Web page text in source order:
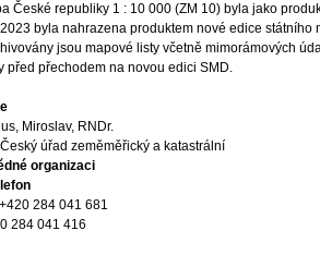
České republiky 1 : 10 000 (ZM 10) byla jako
byla nahrazena produktem nové edice
jsou mapové listy včetně mimorámových
před přechodem na novou edici SMD.
Miroslav, RNDr.
Český úřad zeměměřický a katastrální
organizaci
+420 284 041 681
284 041 416